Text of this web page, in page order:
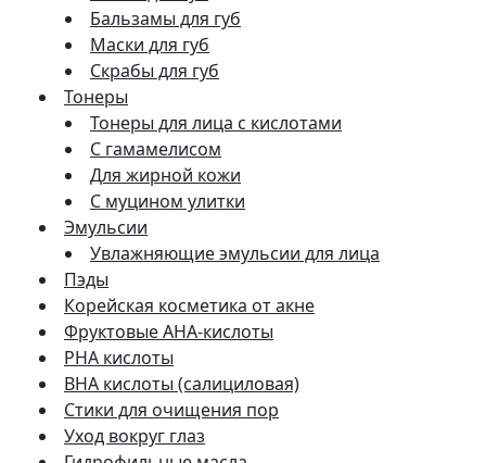
Бальзамы для губ
Маски для губ
Скрабы для губ
Тонеры
Тонеры для лица с кислотами
С гамамелисом
Для жирной кожи
С муцином улитки
Эмульсии
Увлажняющие эмульсии для лица
Пэды
Корейская косметика от акне
Фруктовые AHA-кислоты
PHA кислоты
BHA кислоты (салициловая)
Стики для очищения пор
Уход вокруг глаз